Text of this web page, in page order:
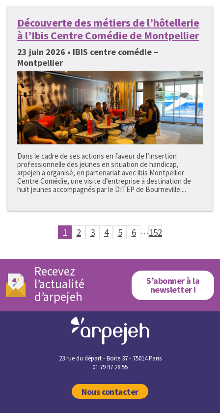
Découverte des métiers de l’hôtellerie
à l’Ibis Centre Comédie de Montpellier
23 juin 2026 • IBIS centre comédie –
Montpellier
Dans le cadre de ses actions en faveur de l’insertion
professionnelle des jeunes en situation de handicap,
arpejeh a organisé, en partenariat avec ibis Montpellier
Centre Comédie, une visite d’entreprise à destination de
huit jeunes accompagnés par le DITEP de Bourneville....
1 2 3 4 5 6 …152
Recevez
l’actualité
d’arpejeh
S’abonner à la
newsletter !
23 rue du départ - Boite 37 - 75014 Paris
01 79 97 28 55
Nous contacter